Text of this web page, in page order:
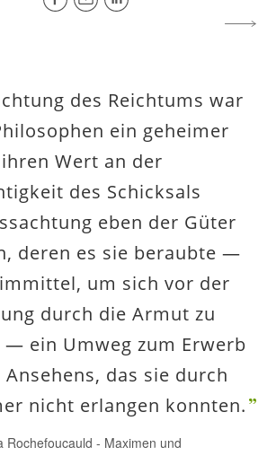
des Reichtums war
ein geheimer
Wert an der
des Schicksals
eben der Güter
deren es sie beraubte —
um sich vor der
durch die Armut zu
— ein Umweg zum Erwerb
Ansehens, das sie durch
nicht erlangen konnten.
Rochefoucauld - Maximen und